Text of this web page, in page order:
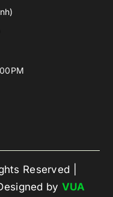
Reserved |
by VUA